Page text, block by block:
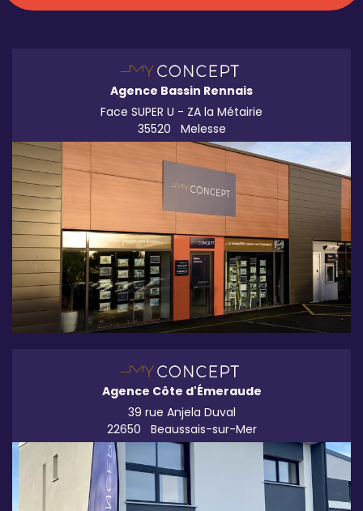
Agence Bassin Rennais
Face SUPER U - ZA la Métairie
35520
Melesse
Agence Côte d'Émeraude
39 rue Anjela Duval
22650
Beaussais-sur-Mer